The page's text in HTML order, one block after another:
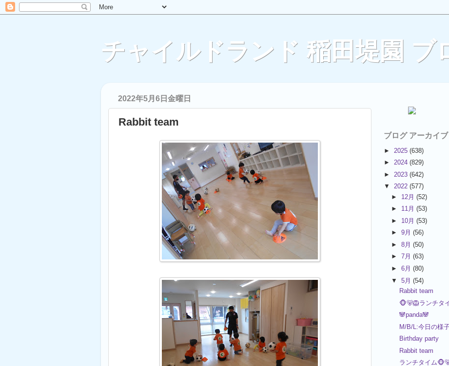
チャイルドランド 稲田堤園 ブ
2022年5月6日金曜日
Rabbit team
ブログ アーカイブ
► 2025 (638)
► 2024 (829)
► 2023 (642)
▼ 2022 (577)
► 12月(52)
► 11月(53)
► 10月(53)
►9月(56)
►8月(50)
►7月(63)
►6月(80)
▼5月(54)
Rabbit team
🐵🐻🦁ランチタ
🐼panda🐼
M/B/L:今日の様
Birthday party
Rabbit team
ランチタイム